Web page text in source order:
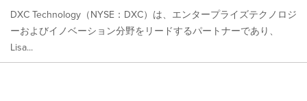
DXC Technology（NYSE：DXC）は、エンタープライズテクノロジ
ーおよびイノベーション分野をリードするパートナーであり、
Lisa...